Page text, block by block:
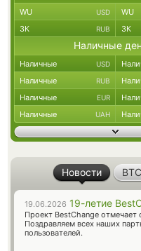
WU USD WU
ЗК RUB ЗК
Наличные
Наличные USD
Наличные RUB
Наличные EUR
Наличные UAH
Новости
19.06.2026 19-летие
Проект BestChange отмечает
Поздравляем всех наших
пользователей.